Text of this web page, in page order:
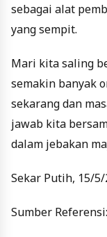
sebagai alat
yang sempit.
Mari kita saling
semakin banyak
sekarang dan
jawab kita
dalam jebakan
Sekar Putih, 15/5/
Sumber Referensi: